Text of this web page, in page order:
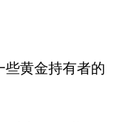
黄金持有者的